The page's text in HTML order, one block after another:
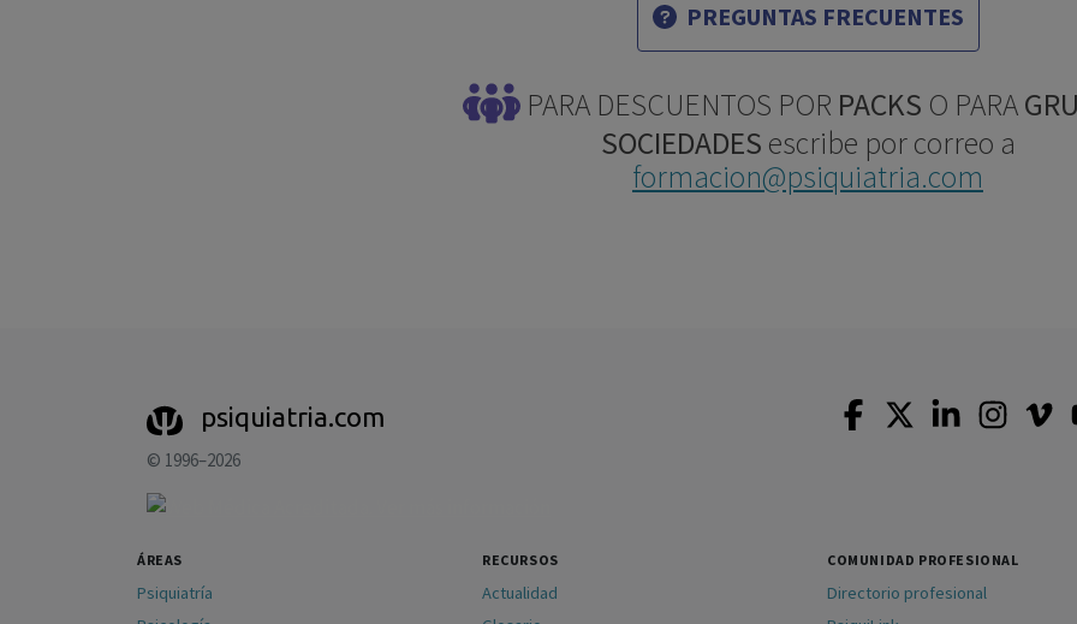
PREGUNTAS FRECUENTES
PARA DESCUENTOS POR PACKS O PARA
SOCIEDADES escribe por correo a
formacion@psiquiatria.com
psiquiatria.com
© 1996–2026
ÁREAS
Psiquiatría
RECURSOS
Actualidad
COMUNIDAD PROFESIONAL
Directorio profesional